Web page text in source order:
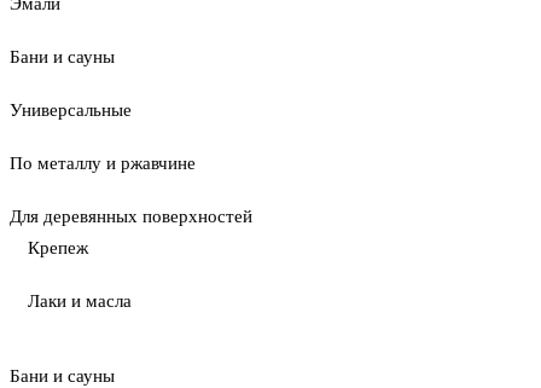
Бани и сауны
Универсальные
По металлу и ржавчине
Для деревянных поверхностей
Крепеж
Лаки и масла
Бани и сауны